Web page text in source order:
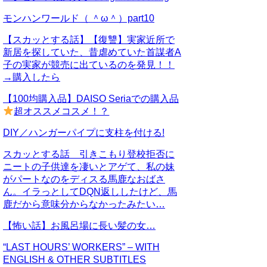
モンハンワールド（ ＾ω＾）part10
【スカッとする話】【復讐】実家近所で
新居を探していた、昔虐めていた首謀者A
子の実家が競売に出ているのを発見！！
→購入したら
【100均購入品】DAISO Seriaでの購入品
超オススメコスメ！？
DIY／ハンガーパイプに支柱を付ける!
スカッとする話 引きこもり登校拒否に
ニートの子供達を凄いとアゲて、私の妹
がパートなのをディスる馬鹿なおばさ
ん。イラっとしてDQN返ししたけど、馬
鹿だから意味分からなかったみたい…
【怖い話】お風呂場に長い髪の女…
“LAST HOURS’ WORKERS” – WITH
ENGLISH & OTHER SUBTITLES